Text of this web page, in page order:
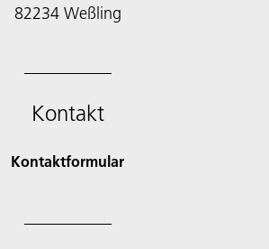
82234 Weßling
Kontakt
Kontaktformular